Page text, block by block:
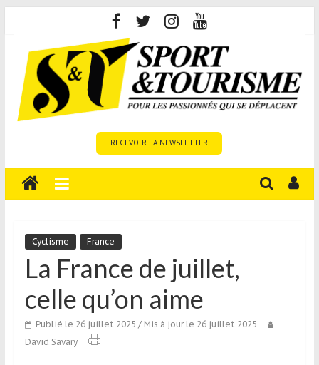
content
Tourisme
est
média
sur
tourisme
sportif
qui
s’adresse
RECEVOIR LA NEWSLETTER
Cyclisme France
La France de juillet,
celle qu’on aime
Publié le 26 juillet 2025 / Mis à jour le 26 juillet 2025
David Savary